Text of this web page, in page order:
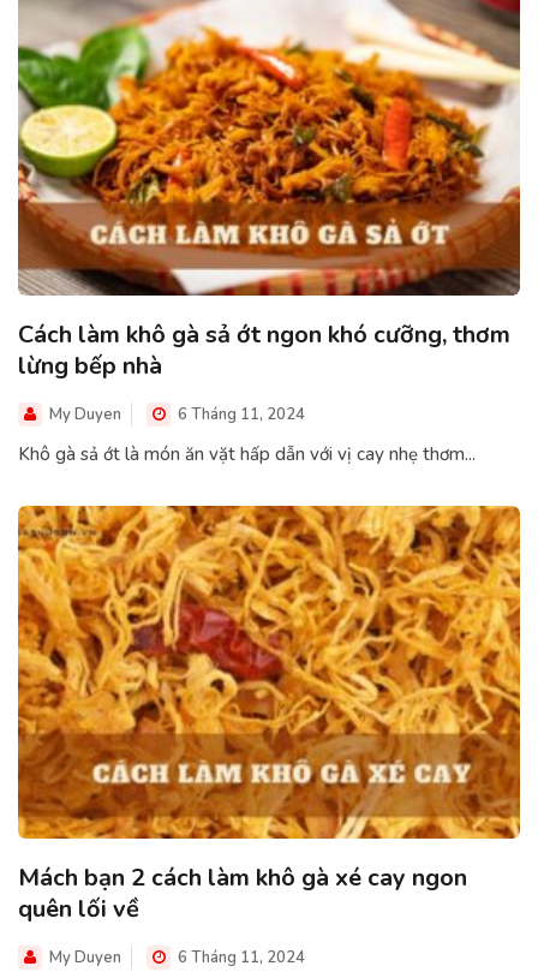
Cách làm khô gà sả ớt ngon khó cưỡng, thơm
lừng bếp nhà
My Duyen 6 Tháng 11, 2024
Khô gà sả ớt là món ăn vặt hấp dẫn với vị cay nhẹ thơm...
Mách bạn 2 cách làm khô gà xé cay ngon
quên lối về
My Duyen 6 Tháng 11, 2024